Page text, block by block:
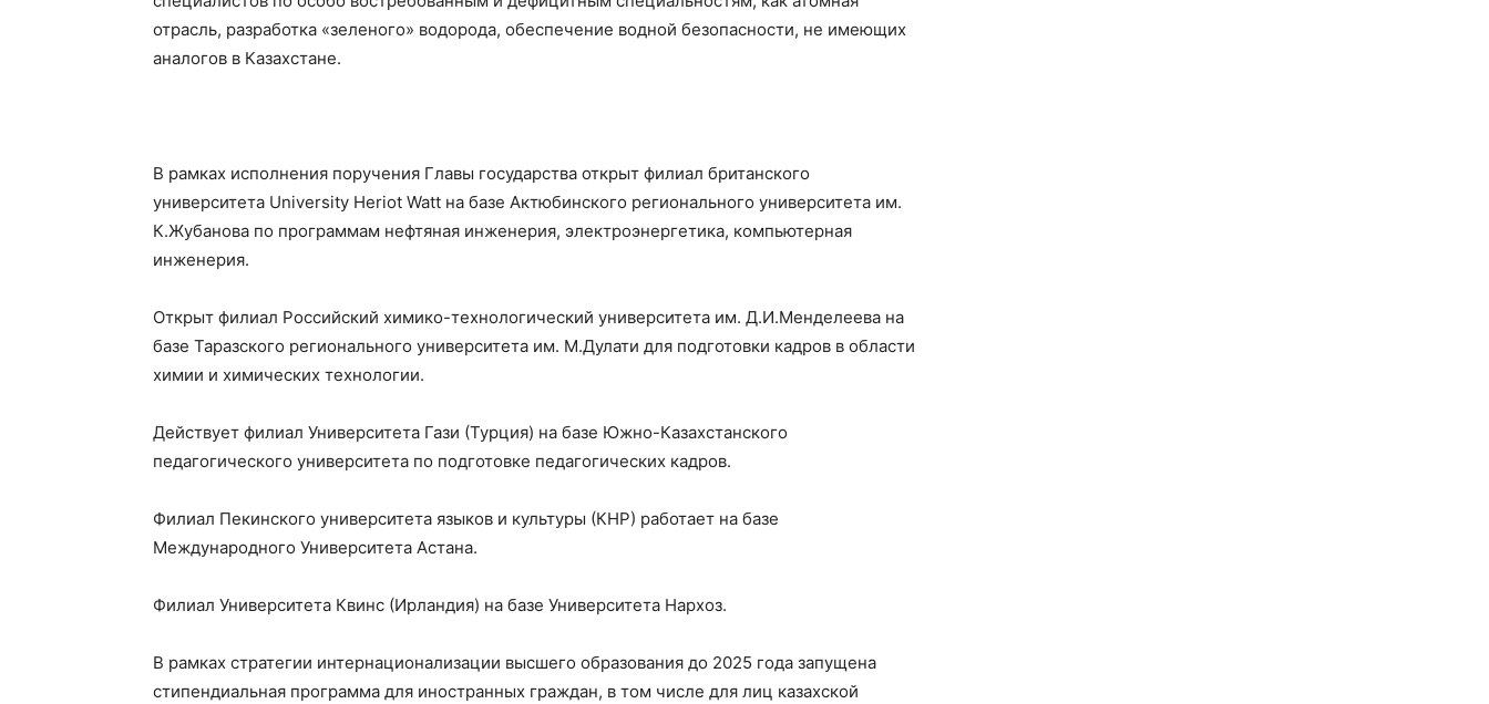
отрасль, разработка «зеленого» водорода, обеспечение водной безопасности, не имеющих
аналогов в Казахстане.
В рамках исполнения поручения Главы государства открыт филиал британского
университета University Heriot Watt на базе Актюбинского регионального университета им.
К.Жубанова по программам нефтяная инженерия, электроэнергетика, компьютерная
инженерия.
Открыт филиал Российский химико-технологический университета им. Д.И.Менделеева на
базе Таразского регионального университета им. М.Дулати для подготовки кадров в области
химии и химических технологии.
Действует филиал Университета Гази (Турция) на базе Южно-Казахстанского
педагогического университета по подготовке педагогических кадров.
Филиал Пекинского университета языков и культуры (КНР) работает на базе
Международного Университета Астана.
Филиал Университета Квинс (Ирландия) на базе Университета Нархоз.
В рамках стратегии интернационализации высшего образования до 2025 года запущена
стипендиальная программа для иностранных граждан, в том числе для лиц казахской